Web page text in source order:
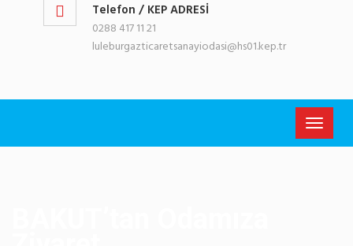
Telefon / KEP ADRESİ
0288 417 11 21
luleburgazticaretsanayiodasi@hs01.kep.tr
Toggle